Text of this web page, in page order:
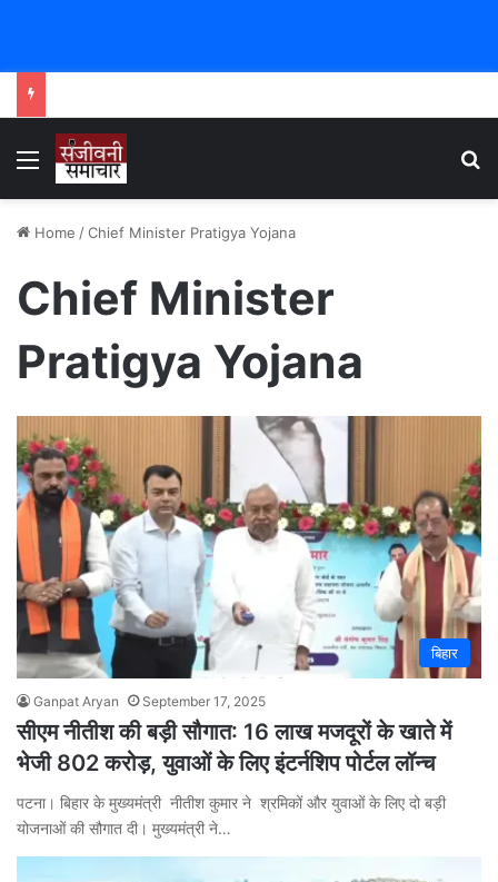
Menu
Home /Chief Minister Pratigya Yojana
Chief Minister
Pratigya Yojana
बिहार
Ganpat Aryan September 17, 2025
सीएम नीतीश की बड़ी सौगात: 16 लाख मजदूरों के खाते में
भेजी 802 करोड़, युवाओं के लिए इंटर्नशिप पोर्टल लॉन्च
पटना। बिहार के मुख्यमंत्री नीतीश कुमार ने श्रमिकों और युवाओं के लिए दो बड़ी
योजनाओं की सौगात दी। मुख्यमंत्री ने…